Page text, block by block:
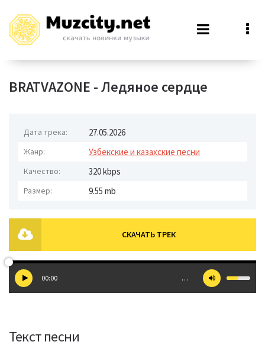
BRATVAZONE - Ледяное сердце
Дата трека: 27.05.2026
Жанр: Узбекские и казахские песни
Качество: 320 kbps
Размер: 9.55 mb
СКАЧАТЬ ТРЕК
00:00 …
Текст песни